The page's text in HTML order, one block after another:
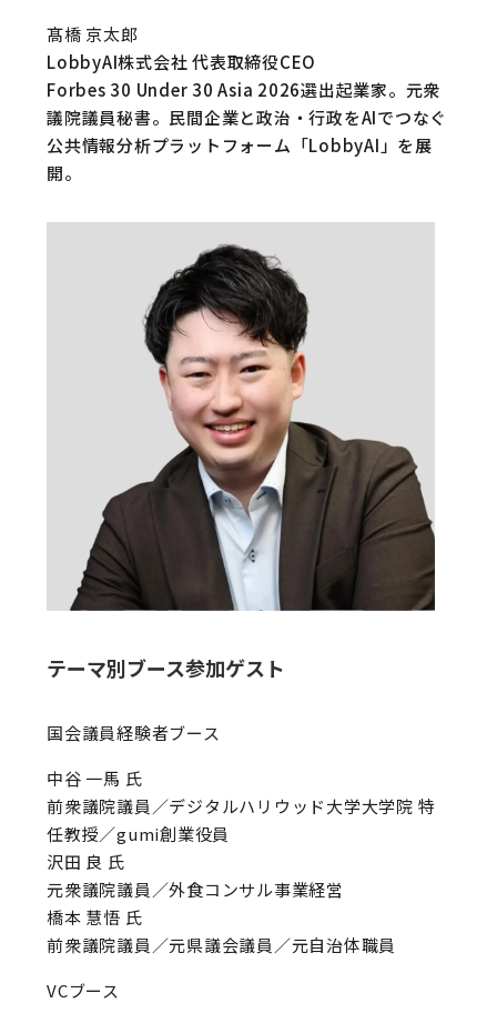
髙橋 京太郎
LobbyAI株式会社 代表取締役CEO
Forbes 30 Under 30 Asia 2026選出起業家。元衆
議院議員秘書。民間企業と政治・行政をAIでつなぐ
公共情報分析プラットフォーム「LobbyAI」を展
開。
テーマ別ブース参加ゲスト
国会議員経験者ブース
中谷 一馬 氏
前衆議院議員／デジタルハリウッド大学大学院 特
任教授／gumi創業役員
沢田 良 氏
元衆議院議員／外食コンサル事業経営
橋本 慧悟 氏
前衆議院議員／元県議会議員／元自治体職員
VCブース